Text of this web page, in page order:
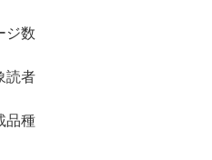
ジ数
読者
品種